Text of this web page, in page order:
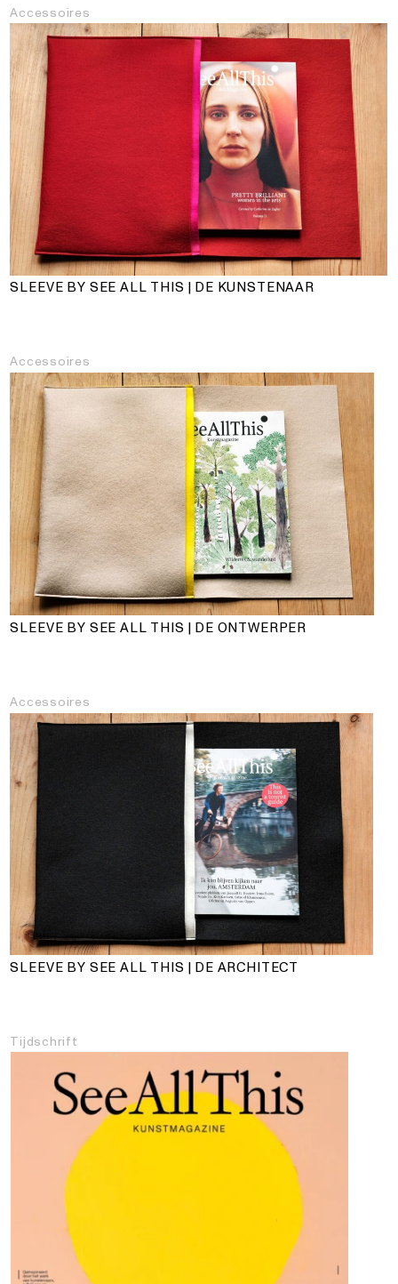
Accessoires
SLEEVE BY SEE ALL THIS | DE KUNSTENAAR
Accessoires
SLEEVE BY SEE ALL THIS | DE ONTWERPER
Accessoires
SLEEVE BY SEE ALL THIS | DE ARCHITECT
Tijdschrift